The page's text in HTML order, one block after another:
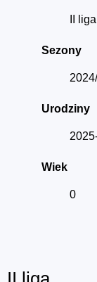
II liga
Sezony
Urodziny
Wiek
0